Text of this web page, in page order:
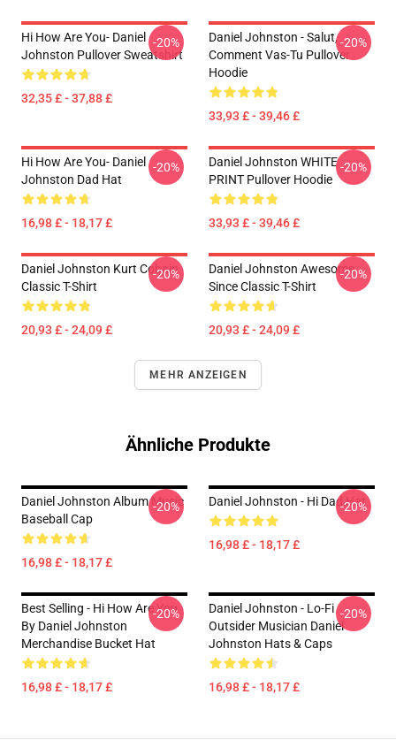
Hi How Are You- Daniel
Johnston Pullover Sweatshirt
32,35 £ - 37,88 £
-20%
Daniel Johnston - Salut,
Comment Vas-Tu Pullover
Hoodie
33,93 £ - 39,46 £
-20%
Hi How Are You- Daniel
Johnston Dad Hat
16,98 £ - 18,17 £
-20%
Daniel Johnston WHITE
PRINT Pullover Hoodie
33,93 £ - 39,46 £
-20%
Daniel Johnston Kurt Cobain
Classic T-Shirt
20,93 £ - 24,09 £
-20%
Daniel Johnston Awesome
Since Classic T-Shirt
20,93 £ - 24,09 £
-20%
MEHR ANZEIGEN
Ähnliche Produkte
Daniel Johnston Album Music
Baseball Cap
16,98 £ - 18,17 £
-20% Daniel Johnston - Hi Dad Hat
16,98 £ - 18,17 £
-20%
Best Selling - Hi How Are You
By Daniel Johnston
Merchandise Bucket Hat
16,98 £ - 18,17 £
-20%
Daniel Johnston - Lo-Fi
Outsider Musician Daniel
Johnston Hats & Caps
16,98 £ - 18,17 £
-20%